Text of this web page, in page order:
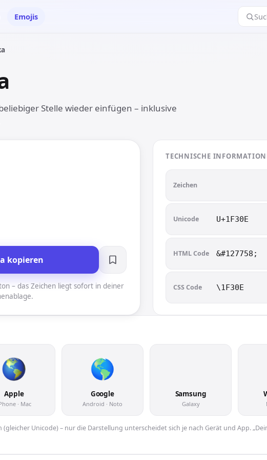
Emojis
Stelle wieder einfügen – inklusive
kopieren
– das Zeichen liegt sofort in deiner
TECHNISCHE
Zeichen
Unicode U+1F30E
HTML Code &#127758;
CSS Code \1F30E
Apple
· Mac
Google
Android · Noto
Samsung
Galaxy
Unicode) – nur die Darstellung unterscheidet sich je nach Gerät und App.